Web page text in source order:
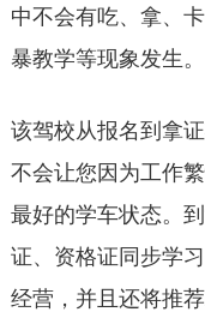
中不会有吃、拿、
暴教学等现象发生。
该驾校从报名到拿
不会让您因为工作
最好的学车状态。
证、资格证同步学
经营，并且还将推